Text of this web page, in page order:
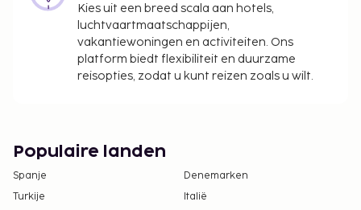
Vroeg inchecken is tegen een toeslag mogelijk
(onder voorbehoud van beschikbaarheid)
Laat uitchecken is tegen een toeslag mogelijk
(onder voorbehoud van beschikbaarheid)
Kies uit een breed scala aan hotels,
luchtvaartmaatschappijen,
vakantiewoningen en activiteiten. Ons
platform biedt flexibiliteit en duurzame
reisopties, zodat u kunt reizen zoals u wilt.
Populaire landen
Spanje
Denemarken
Turkije
Italië